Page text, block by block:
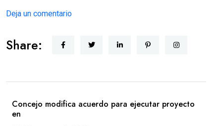
Deja un comentario
Share:
Concejo modifica acuerdo para ejecutar proyecto
en